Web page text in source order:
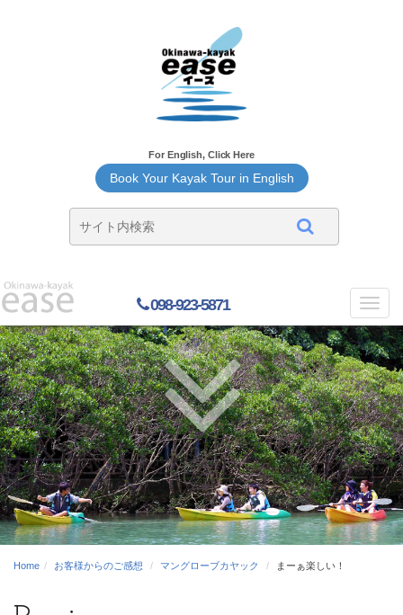
For English, Click Here
Book Your Kayak Tour in English
098-923-5871
Home お客様からのご感想 マングローブカヤック まーぁ楽しい！